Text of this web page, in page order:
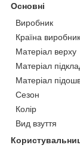
Основні
Виробник
Країна виробник
Матеріал верху
Матеріал
Матеріал
Сезон
Колір
Вид взуття